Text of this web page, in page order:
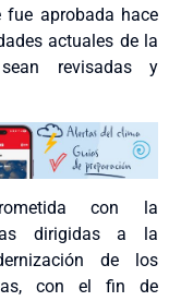
fue aprobada hace
actuales de la
revisadas y
con la
dirigidas a la
de los
con el fin de